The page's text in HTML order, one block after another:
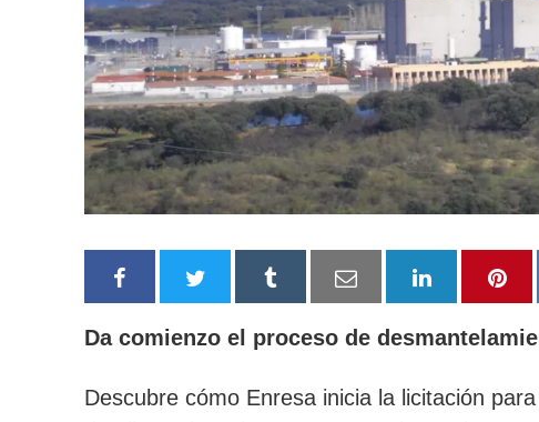
Da comienzo el proceso de
Descubre cómo Enresa inicia la licitación